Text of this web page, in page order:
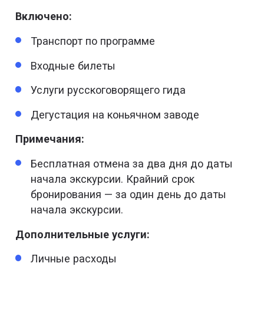
Включено:
Транспорт по программе
Входные билеты
Услуги русскоговорящего гида
Дегустация на коньячном заводе
Примечания:
Бесплатная отмена за два дня до даты
начала экскурсии. Крайний срок
бронирования — за один день до даты
начала экскурсии.
Дополнительные услуги:
Личные расходы